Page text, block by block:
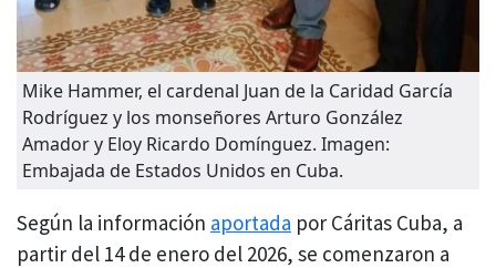
Mike Hammer, el cardenal Juan de la Caridad García
Rodríguez y los monseñores Arturo González
Amador y Eloy Ricardo Domínguez. Imagen:
Embajada de Estados Unidos en Cuba.
Según la información aportada por Cáritas Cuba, a
partir del 14 de enero del 2026, se comenzaron a